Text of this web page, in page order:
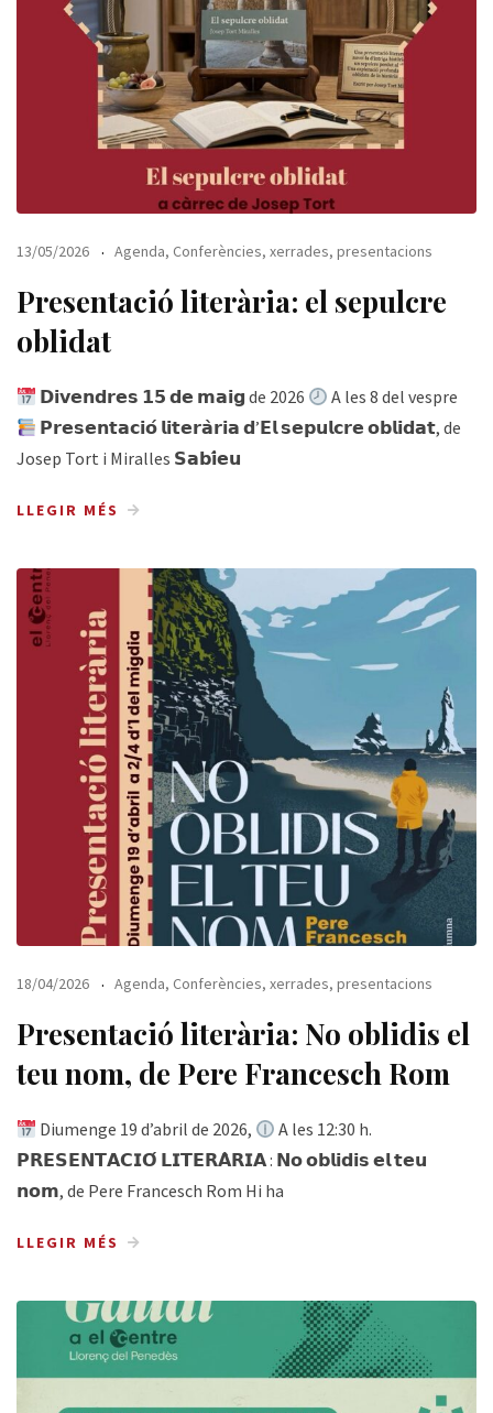
13/05/2026 Agenda, Conferències, xerrades, presentacions
Presentació literària: el sepulcre
oblidat
𝗗𝗶𝘃𝗲𝗻𝗱𝗿𝗲𝘀 𝟭𝟱 𝗱𝗲 𝗺𝗮𝗶𝗴 de 2026
A les 8 del vespre
𝗣𝗿𝗲𝘀𝗲𝗻𝘁𝗮𝗰𝗶𝗼́ 𝗹𝗶𝘁𝗲𝗿𝗮̀𝗿𝗶𝗮 𝗱’𝗘𝗹 𝘀𝗲𝗽𝘂𝗹𝗰𝗿𝗲 𝗼𝗯𝗹𝗶𝗱𝗮𝘁, de
Josep Tort i Miralles 𝗦𝗮𝗯𝗶́𝗲𝘂
LLEGIR MÉS
18/04/2026 Agenda, Conferències, xerrades, presentacions
Presentació literària: No oblidis el
teu nom, de Pere Francesch Rom
Diumenge 19 d’abril de 2026,
A les 12:30 h.
𝗣𝗥𝗘𝗦𝗘𝗡𝗧𝗔𝗖𝗜𝗢́ 𝗟𝗜𝗧𝗘𝗥𝗔̀𝗥𝗜𝗔 : 𝗡𝗼 𝗼𝗯𝗹𝗶𝗱𝗶𝘀 𝗲𝗹 𝘁𝗲𝘂
𝗻𝗼𝗺, de Pere Francesch Rom Hi ha
LLEGIR MÉS